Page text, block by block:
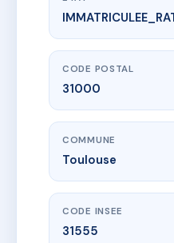
www.vme.plus/
15-17 BOULEVARD
15 bd lazare carnot
CODE POSTAL
31000
COMMUNE
Toulouse
CODE INSEE
31555